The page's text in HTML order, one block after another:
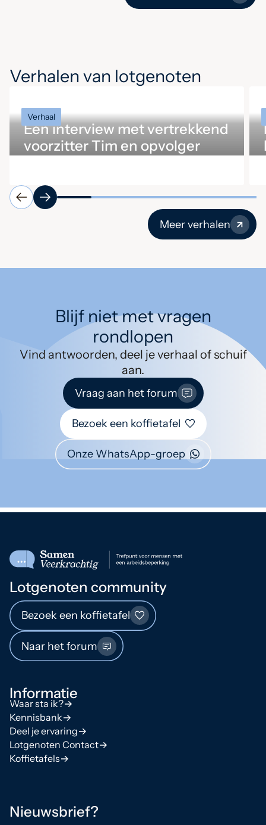
Verhalen van lotgenoten
Verhaal
Een interview met vertrekkend
voorzitter Tim en opvolger
Meer verhalen
Blijf niet met vragen
rondlopen
Vind antwoorden, deel je verhaal of schuif
aan.
Vraag aan het forum
Bezoek een koffietafel
Onze WhatsApp-groep
Lotgenoten community
Bezoek een koffietafel
Naar het forum
Informatie
Waar sta ik?
Kennisbank
Deel je ervaring
Lotgenoten Contact
Koffietafels
Nieuwsbrief?